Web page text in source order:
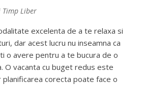
Timp Liber
excelenta de a te relaxa si
dar acest lucru nu inseamna ca
o avere pentru a te bucura de o
O vacanta cu buget redus este
corecta poate face o